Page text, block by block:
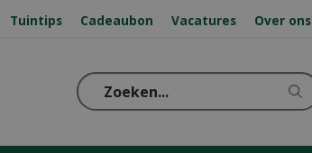
Tuintips Cadeaubon Vacatures Over ons